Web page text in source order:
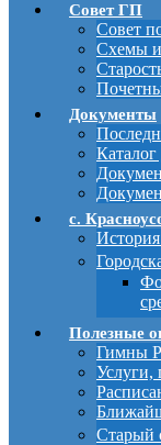
Совет ГП
Совет
Схемы
Документы
с.
Полезные
Гимны
Услуги,
Старый